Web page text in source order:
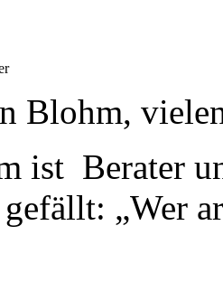
Blohm,
ist Berater
„Wer